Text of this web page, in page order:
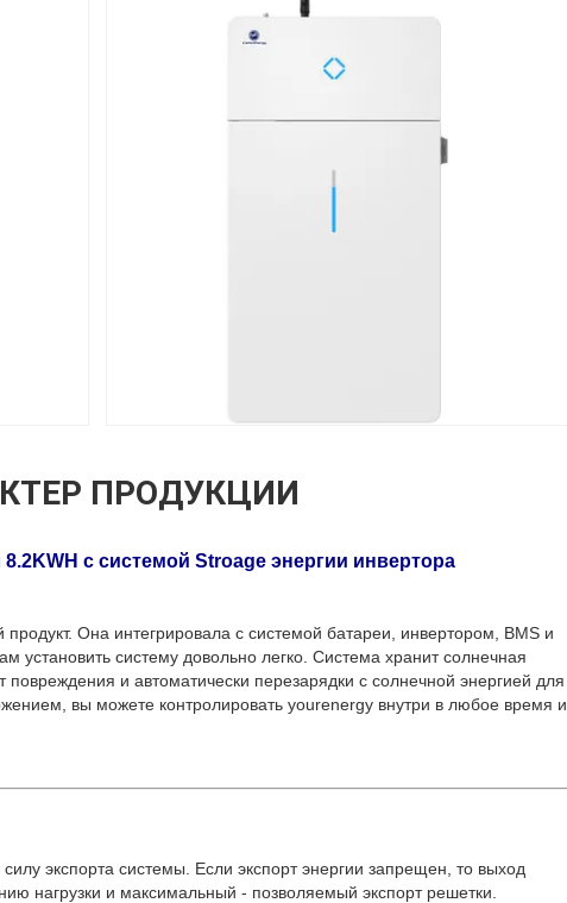
ПРОДУКЦИИ
с системой Stroage энергии инвертора
Она интегрировала с системой батареи, инвертором, BMS и
установить систему довольно легко. Система хранит солнечная
и автоматически перезарядки с солнечной энергией для
вы можете контролировать yourenergy внутри в любое время и
экспорта системы. Если экспорт энергии запрещен, то выход
нагрузки и максимальный - позволяемый экспорт решетки.